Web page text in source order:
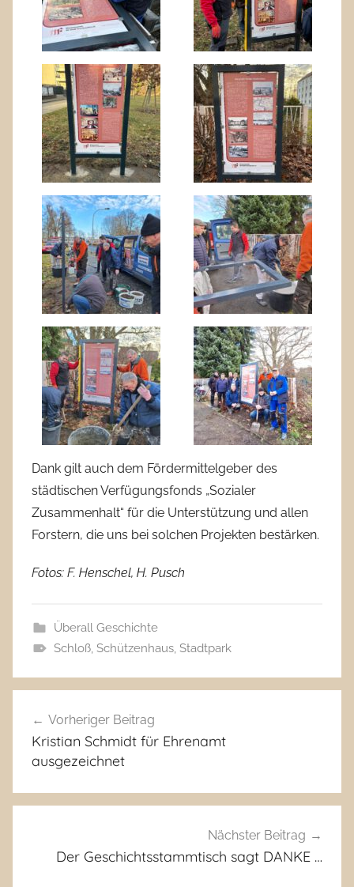
Dank gilt auch dem Fördermittelgeber des
städtischen Verfügungsfonds „Sozialer
Zusammenhalt“ für die Unterstützung und allen
Forstern, die uns bei solchen Projekten bestärken.
Fotos: F. Henschel, H. Pusch
Überall Geschichte
Schloß, Schützenhaus, Stadtpark
Vorheriger Beitrag
Kristian Schmidt für Ehrenamt
ausgezeichnet
Nächster Beitrag
Der Geschichtsstammtisch sagt DANKE …